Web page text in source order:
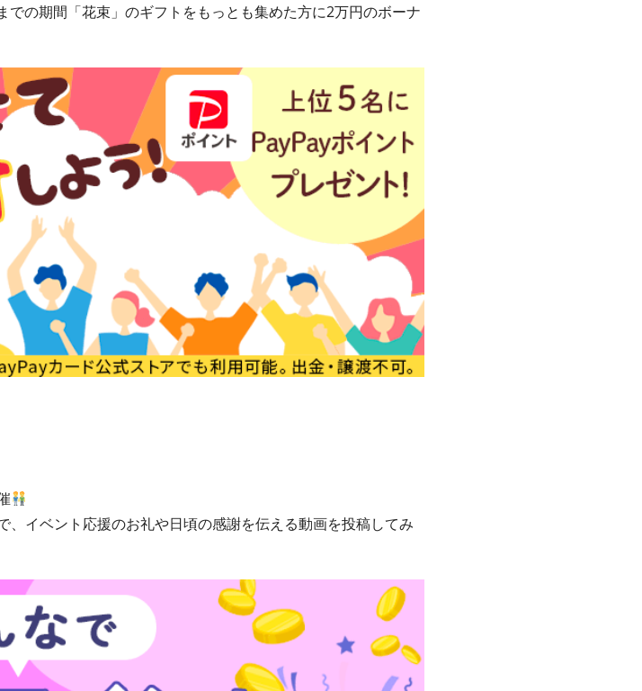
での期間「花束」のギフトをもっとも集めた方に2万円のボーナ
イベント応援のお礼や日頃の感謝を伝える動画を投稿してみ